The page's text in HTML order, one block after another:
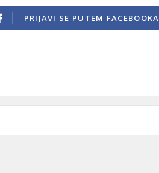
PRIJAVI SE PUTEM FACEBOOKA